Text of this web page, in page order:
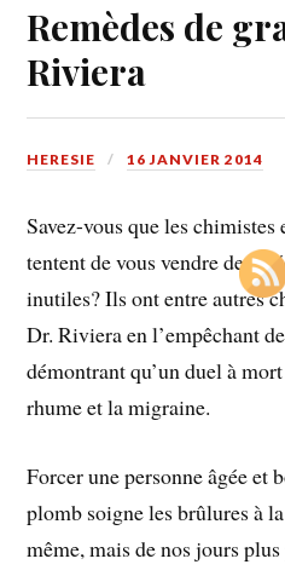
Remèdes de
Riviera
HERESIE 16 JANVIER 2014
Savez-vous que les
tentent de vous vendre des
inutiles? Ils ont entre autres
Dr. Riviera en l’empêchant
démontrant qu’un duel à
rhume et la migraine.
Forcer une personne âgée et
plomb soigne les brûlures à
même, mais de nos jours